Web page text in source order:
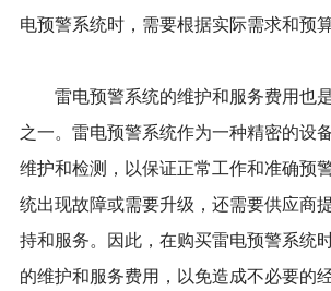
电预警系统时，需要根据实际需求和预
雷电预警系统的维护和服务费用也
之一。雷电预警系统作为一种精密的设
维护和检测，以保证正常工作和准确预
统出现故障或需要升级，还需要供应商
持和服务。因此，在购买雷电预警系统
的维护和服务费用，以免造成不必要的